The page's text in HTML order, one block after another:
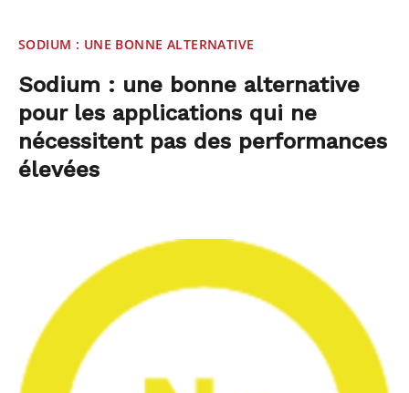
SODIUM : UNE BONNE ALTERNATIVE
Sodium : une bonne alternative
pour les applications qui ne
nécessitent pas des performances
élevées